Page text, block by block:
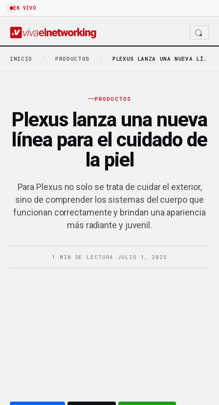
EN VIVO
INICIO / PRODUCTOS / PLEXUS LANZA UNA NUEVA LÍNEA PARA EL CUIDADO…
PRODUCTOS
Plexus lanza una nueva
línea para el cuidado de
la piel
Para Plexus no solo se trata de cuidar el exterior,
sino de comprender los sistemas del cuerpo que
funcionan correctamente y brindan una apariencia
más radiante y juvenil.
1 MIN DE LECTURA · JULIO 1, 2025